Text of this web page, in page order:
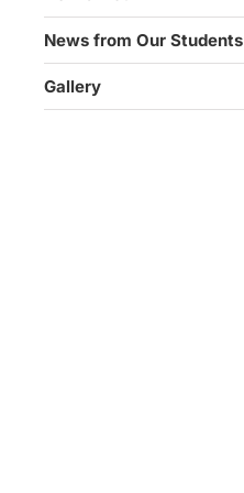
News from Our Students
Gallery